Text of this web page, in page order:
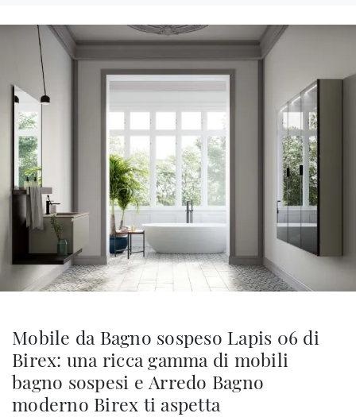
Mobile da Bagno sospeso Lapis 06 di
Birex: una ricca gamma di mobili
bagno sospesi e Arredo Bagno
moderno Birex ti aspetta